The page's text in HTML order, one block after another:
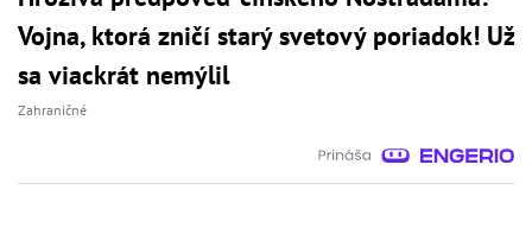
Vojna, ktorá zničí starý svetový poriadok! Už
sa viackrát nemýlil
Zahraničné